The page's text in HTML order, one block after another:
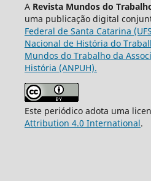
A Revista Mundos do
uma publicação digital
Federal de Santa Catarina
Nacional de História do
Mundos do Trabalho da
História (ANPUH).
Este periódico adota uma
Attribution 4.0 International.